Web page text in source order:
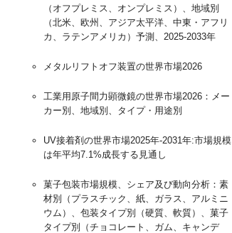
（オフプレミス、オンプレミス）、地域別
（北米、欧州、アジア太平洋、中東・アフリ
カ、ラテンアメリカ）予測、2025-2033年
メタルリフトオフ装置の世界市場2026
工業用原子間力顕微鏡の世界市場2026：メー
カー別、地域別、タイプ・用途別
UV接着剤の世界市場2025年-2031年:市場規模
は年平均7.1%成長する見通し
菓子包装市場規模、シェア及び動向分析：素
材別（プラスチック、紙、ガラス、アルミニ
ウム）、包装タイプ別（硬質、軟質）、菓子
タイプ別（チョコレート、ガム、キャンデ